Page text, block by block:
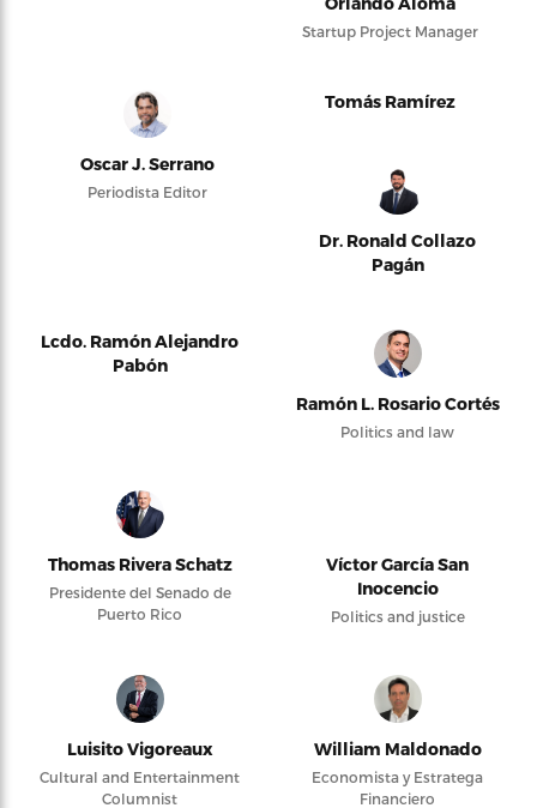
Startup Project Manager
Oscar J. Serrano
Periodista Editor
Tomás Ramírez
Dr. Ronald Collazo
Pagán
Lcdo. Ramón Alejandro
Pabón
Ramón L. Rosario Cortés
Politics and law
Thomas Rivera Schatz
Presidente del Senado de
Puerto Rico
Víctor García San
Inocencio
Politics and justice
Luisito Vigoreaux
Cultural and Entertainment
Columnist
William Maldonado
Economista y Estratega
Financiero